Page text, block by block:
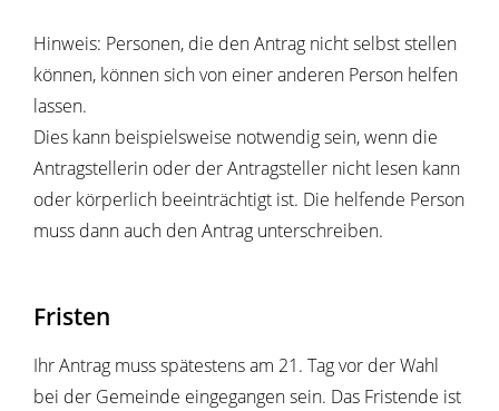
Hinweis: Personen, die den Antrag nicht selbst stellen
können, können sich von einer anderen Person helfen
lassen.
Dies kann beispielsweise notwendig sein, wenn die
Antragstellerin oder der Antragsteller nicht lesen kann
oder körperlich beeinträchtigt ist. Die helfende Person
muss dann auch den Antrag unterschreiben.
Fristen
Ihr Antrag muss spätestens am 21. Tag vor der Wahl
bei der Gemeinde eingegangen sein. Das Fristende ist